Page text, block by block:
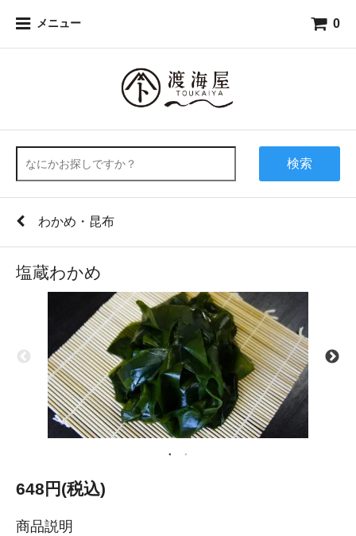
メニュー 0
検索
わかめ・昆布
塩蔵わかめ
648円(税込)
商品説明